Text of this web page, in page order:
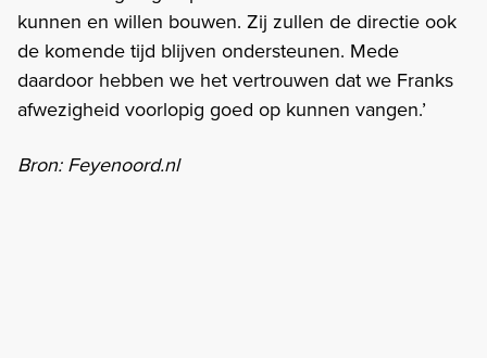
kunnen en willen bouwen. Zij zullen de directie ook
de komende tijd blijven ondersteunen. Mede
daardoor hebben we het vertrouwen dat we Franks
afwezigheid voorlopig goed op kunnen vangen.’
Bron: Feyenoord.nl